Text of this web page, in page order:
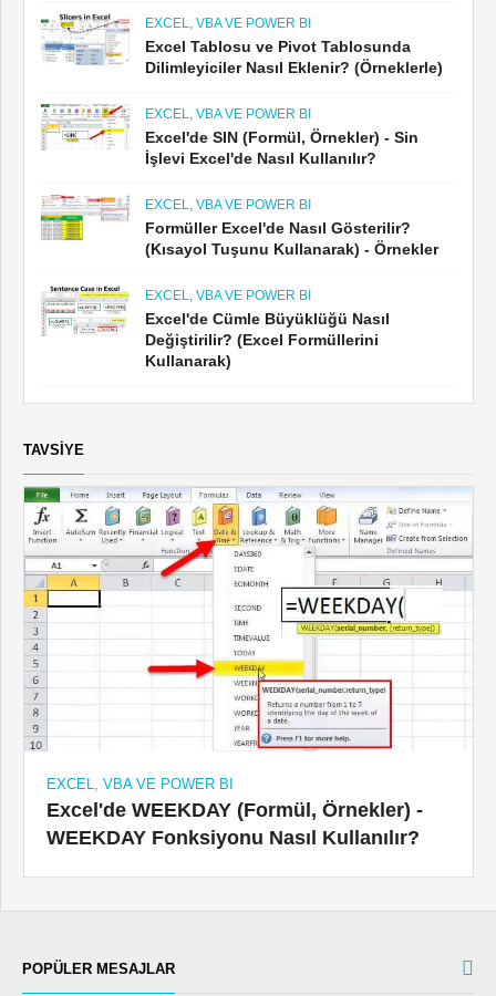
EXCEL, VBA VE POWER BI
Excel Tablosu ve Pivot Tablosunda
Dilimleyiciler Nasıl Eklenir? (Örneklerle)
EXCEL, VBA VE POWER BI
Excel'de SIN (Formül, Örnekler) - Sin
İşlevi Excel'de Nasıl Kullanılır?
EXCEL, VBA VE POWER BI
Formüller Excel'de Nasıl Gösterilir?
(Kısayol Tuşunu Kullanarak) - Örnekler
EXCEL, VBA VE POWER BI
Excel'de Cümle Büyüklüğü Nasıl
Değiştirilir? (Excel Formüllerini
Kullanarak)
TAVSIYE
EXCEL, VBA VE POWER BI
Excel'de WEEKDAY (Formül, Örnekler) -
WEEKDAY Fonksiyonu Nasıl Kullanılır?
POPÜLER MESAJLAR